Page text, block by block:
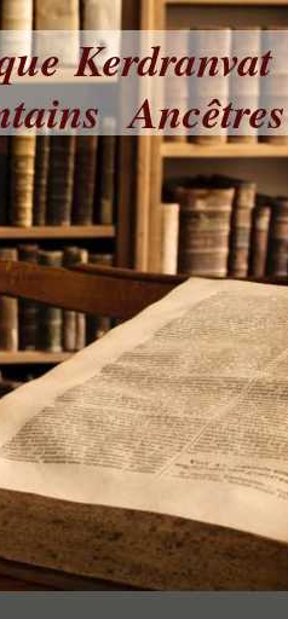
Kerdranvat
Ancêtres